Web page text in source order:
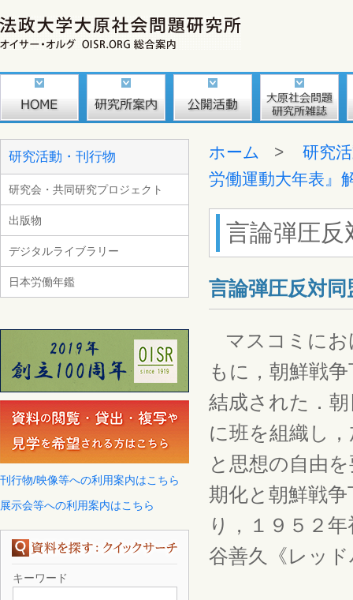
研究活動・刊行物
研究会・共同研究プロジェクト
出版物
デジタルライブラリー
日本労働年鑑
刊行物/映像等への利用案内はこちら
展示会等への利用案内はこちら
キーワード
ホーム > 研究
労働運動大年表』
言論弾圧反
言論弾圧反対
マスコミにお
もに，朝鮮戦
結成された．
に班を組織し
と思想の自由
期化と朝鮮戦
り，１９５２
谷善久《レッ